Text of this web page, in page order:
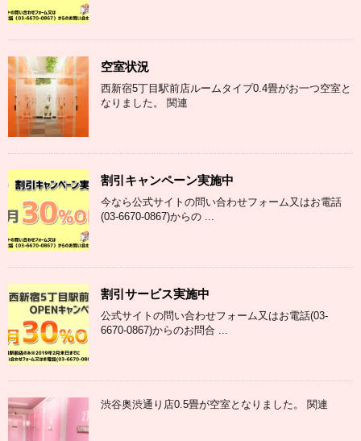
空室状況
西新宿5丁目駅前店ルームタイプ0.4畳がお一つ空室と
なりました。 関連
割引キャンペーン実施中
今なら公式サイトの問い合わせフォーム又はお電話
(03-6670-0867)からの ...
割引サービス実施中
公式サイトの問い合わせフォーム又はお電話(03-
6670-0867)からのお問合 ...
渋谷奥渋通り店0.5畳が空室となりました。 関連